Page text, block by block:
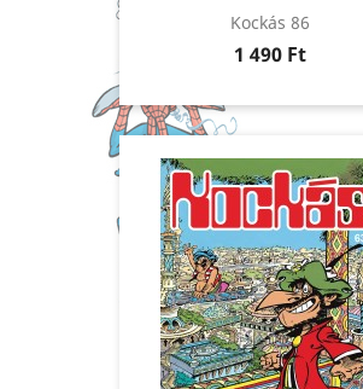
Kockás 86
Ár
1 490 Ft